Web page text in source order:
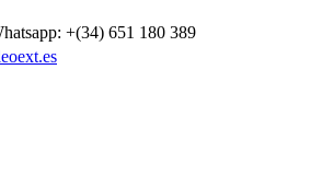
+(34) 651 180 389